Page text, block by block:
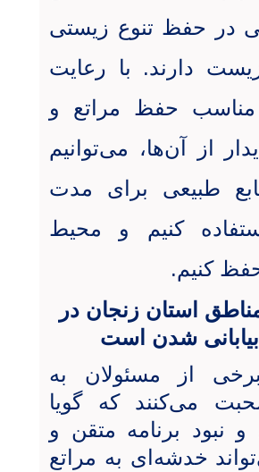
در حفظ تنوع زیستی
دارند. با رعایت
حفظ مراتع و
از آن‌ها، می‌توانیم
طبیعی برای مدت
کنیم و محیط
کنیم.
استان زنجان در
شدن است
از مسئولان به
می‌کنند که گویا
نبود برنامه متقن و
خدشه‌ای به مراتع